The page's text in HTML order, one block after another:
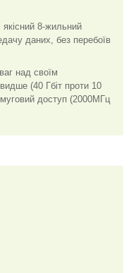
якісний 8-жильний
даних, без перебоїв
над своїм
(40 Гбіт проти 10
доступ (2000МГц